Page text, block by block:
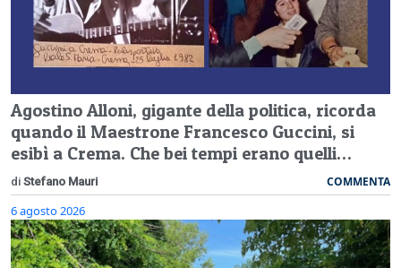
Agostino Alloni, gigante della politica, ricorda
quando il Maestrone Francesco Guccini, si
esibì a Crema. Che bei tempi erano quelli…
di Stefano Mauri COMMENTA
6 agosto 2026